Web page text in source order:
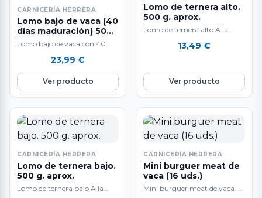
CARNICERÍA HERRERA
Lomo bajo de vaca (40
días maduración) 500
g. aprox.
Lomo bajo de vaca con 40
venta por unidades de…
23,99 €
Ver producto
Lomo de ternera alto.
500 g. aprox.
Lomo de ternera alto A la
aproximadamente. El peso…
13,49 €
Ver producto
CARNICERÍA HERRERA
Lomo de ternera bajo.
500 g. aprox.
Lomo de ternera bajo A la
CARNICERÍA HERRERA
Mini burguer meat de
vaca (16 uds.)
Mini burguer meat de vaca. A